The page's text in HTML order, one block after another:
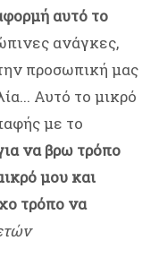
αυτό το
ανάγκες,
προσωπική μας
Αυτό το μικρό
με το
να βρω τρόπο
μου και
τρόπο να